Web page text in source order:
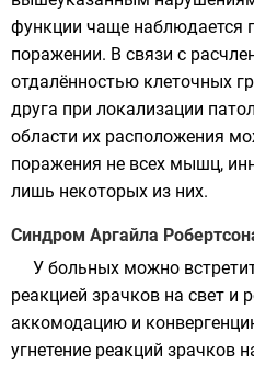
функции чаще наблюдается
поражении. В связи с
отдалённостью клеточных
друга при локализации
области их расположения
поражения не всех мышц,
лишь некоторых из них.
Синдром Аргайла
У больных можно
реакцией зрачков на свет и
аккомодацию и
угнетение реакций зрачков